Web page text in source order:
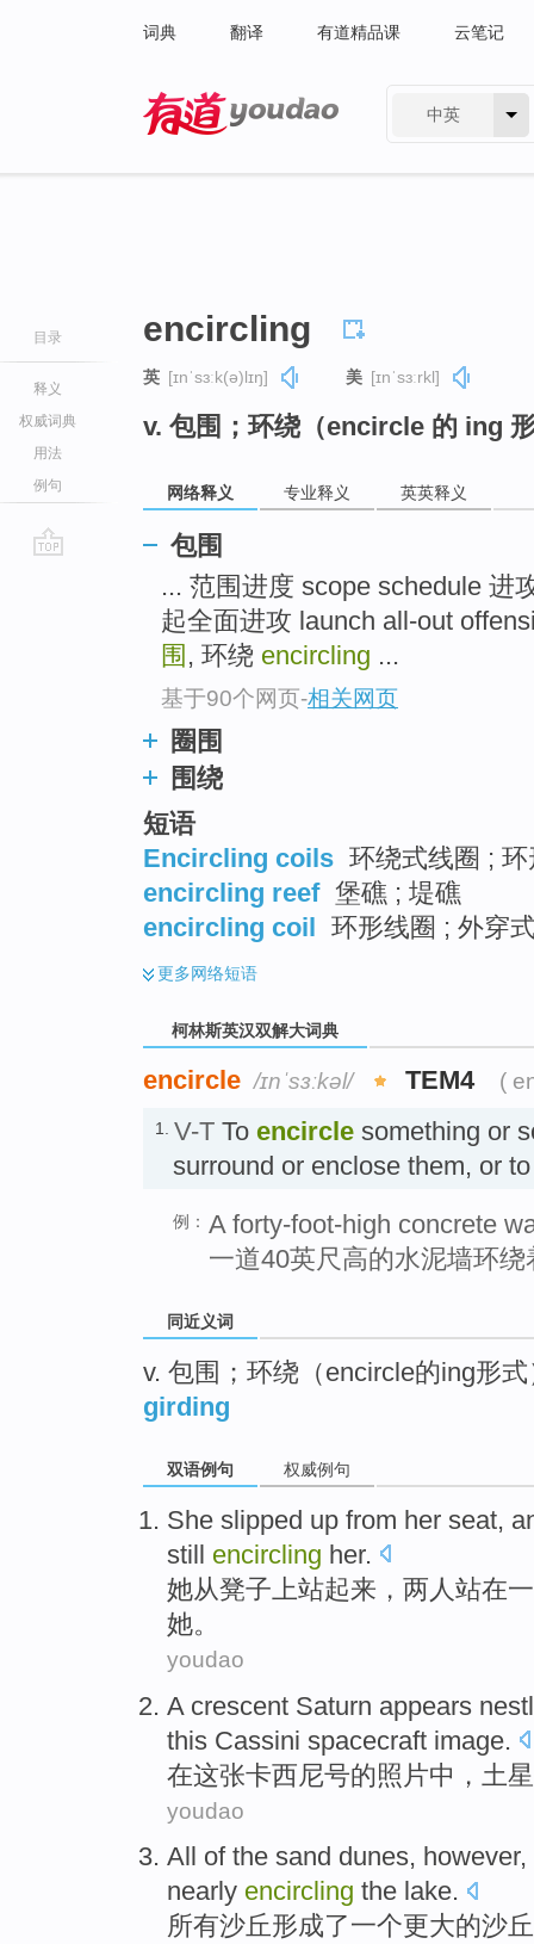
词典 翻译 有道精品课 云笔记
中英
目录
释义
权威词典
用法
例句
encircling
英 [ɪnˈsɜːk(ə)lɪŋ] 美 [ɪnˈsɜːrkl]
v. 包围；环绕（encircle 的 ing
网络释义 专业释义 英英释义
包围
... 范围进度 scope schedule 进
起全面进攻 launch all-out
围 , 环绕 encircling ...
基于90个网页-相关网页
圈围
围绕
短语
Encircling coils 环绕式线圈 ;
encircling reef 堡礁 ; 堤礁
encircling coil
环形线圈 ; 外穿
更多网络短语
柯林斯英汉双解大词典
encircle /ɪnˈsɜːkəl/ TEM4 (
1. V-T To encircle something or
surround or enclose them, or
例： A forty-foot-high concrete
一道40英尺高的水泥墙环
同近义词
v. 包围；环绕（encircle的ing形式
girding
双语例句 权威例句
She slipped up from her seat,
still encircling her.
她从凳子上站起来 ， 两 人站在
她。
youdao
A crescent Saturn appears
this Cassini spacecraft image.
在这张卡西尼号的照片中 ， 土星
youdao
All ofthe sand dunes, however,
nearly encircling the lake.
所有沙丘形成了一个更大的沙丘